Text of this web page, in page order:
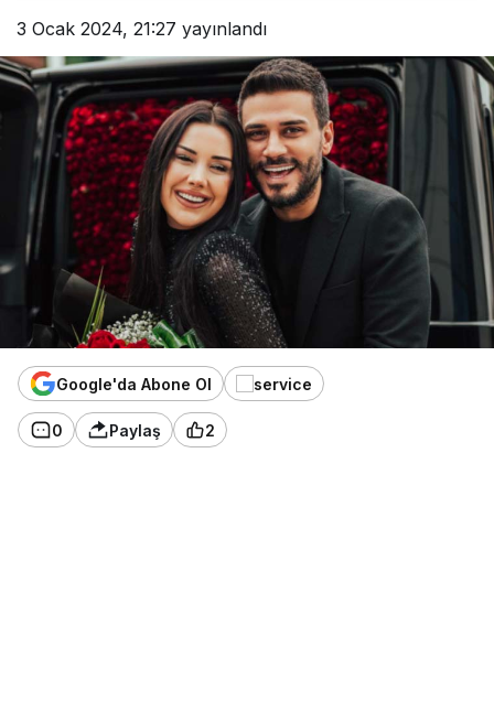
3 Ocak 2024, 21:27 yayınlandı
Google'da Abone Ol
0 Paylaş 2